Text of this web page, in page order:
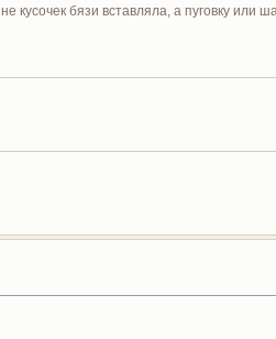
кусочек бязи вставляла, а пуговку или